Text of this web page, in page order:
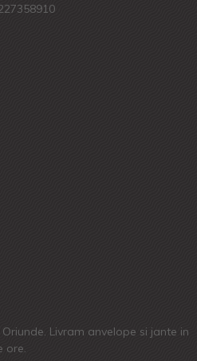
Livram anvelope si jante in